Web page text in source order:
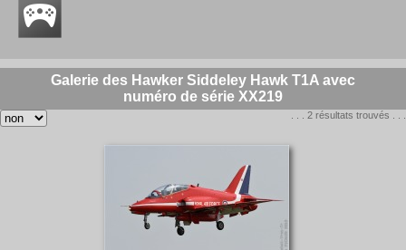
Galerie des Hawker Siddeley Hawk T1A avec
numéro de série XX219
. . . 2 résultats trouvés . . .